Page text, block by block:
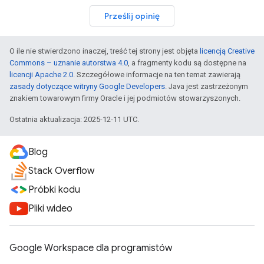
Prześlij opinię
O ile nie stwierdzono inaczej, treść tej strony jest objęta licencją Creative
Commons – uznanie autorstwa 4.0, a fragmenty kodu są dostępne na
licencji Apache 2.0. Szczegółowe informacje na ten temat zawierają
zasady dotyczące witryny Google Developers. Java jest zastrzeżonym
znakiem towarowym firmy Oracle i jej podmiotów stowarzyszonych.
Ostatnia aktualizacja: 2025-12-11 UTC.
Blog
Stack Overflow
Próbki kodu
Pliki wideo
Google Workspace dla programistów